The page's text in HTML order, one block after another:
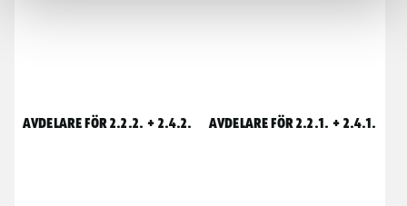
Avdelare för 2.2.2. + 2.4.2. Avdelare för 2.2.1. + 2.4.1.